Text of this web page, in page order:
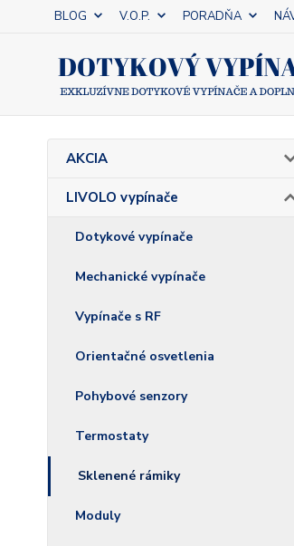
BLOG V.O.P. PORADŇA
AKCIA
LIVOLO vypínače
Dotykové vypínače
Mechanické vypínače
Vypínače s RF
Orientačné osvetlenia
Pohybové senzory
Termostaty
Sklenené rámiky
Moduly